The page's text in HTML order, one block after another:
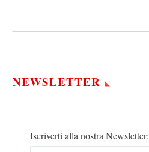
NEWSLETTER
Iscriverti alla nostra Newsletter: